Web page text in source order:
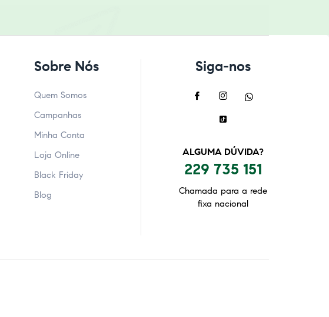
Sobre Nós
Quem Somos
Campanhas
Minha Conta
Loja Online
Black Friday
Blog
Siga-nos
ALGUMA DÚVIDA?
229 735 151
Chamada para a rede
fixa nacional